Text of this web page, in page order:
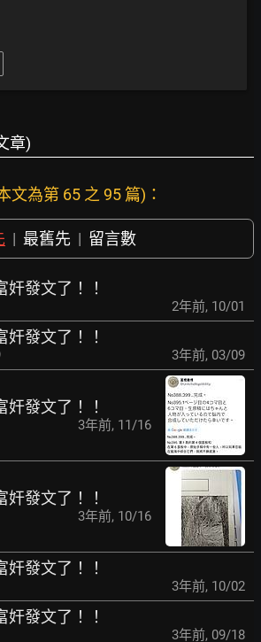
章)
文為第 65 之 95 篇)：
| 最舊先 | 留言數
奸發文了！！
2年前, 10/01
奸發文了！！
3年前, 03/09
奸發文了！！
3年前, 11/16
奸發文了！！
3年前, 10/16
奸發文了！！
3年前, 10/02
奸發文了！！
3年前, 09/18